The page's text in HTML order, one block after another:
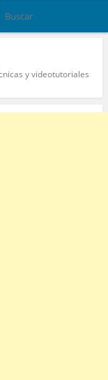
y videotutoriales